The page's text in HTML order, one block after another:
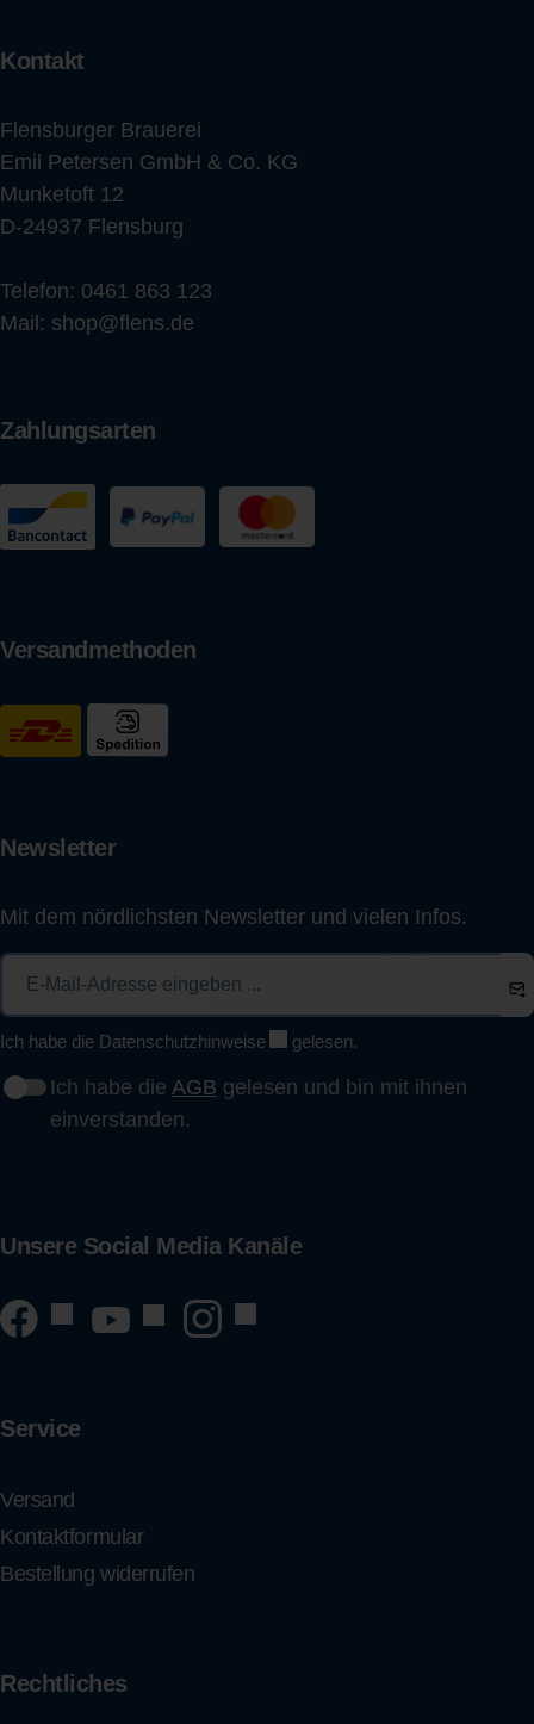
Zahlungsarten
Versandmethoden
Newsletter
Mit dem nördlichsten Newsletter und vielen Infos.
Ich habe die Datenschutzhinweise gelesen.
Ich habe die AGB gelesen und bin mit ihnen
einverstanden.
Kontakt
Flensburger Brauerei
Emil Petersen GmbH & Co. KG
Munketoft 12
D-24937 Flensburg
Telefon: 0461 863 123
Mail: shop@flens.de
Service
Versand
Kontaktformular
Bestellung widerrufen
Rechtliches
Unsere Social Media Kanäle